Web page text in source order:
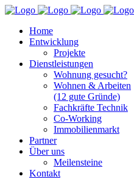
Home
Entwicklung
Projekte
Dienstleistungen
Wohnung gesucht?
Wohnen & Arbeiten
(12 gute Gründe)
Fachkräfte Technik
Co-Working
Immobilienmarkt
Partner
Über uns
Meilensteine
Kontakt